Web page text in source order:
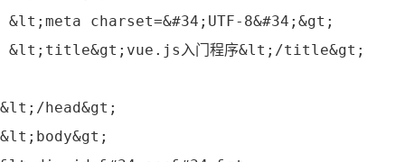
&lt;meta charset=&#34;UTF‐8&#34;&gt;
&lt;title&gt;vue.js入门程序&lt;/title&gt;
&lt;/head&gt;
&lt;body&gt;